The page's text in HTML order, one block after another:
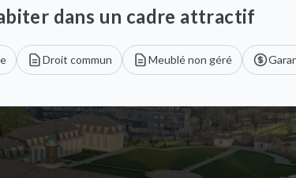
dans un cadre attractif
Droit commun Meublé non géré